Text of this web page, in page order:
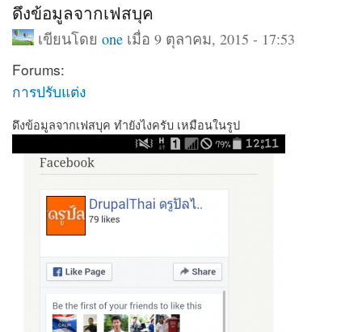
ดึงข้อมูลจากเฟสบุค
เขียนโดย oneเมื่อ 9 ตุลาคม, 2015 - 17:53
Forums:
การปรับแต่ง
ดึงข้อมูลจากเฟสบุค ทำยังไงครับ เหมือนในรูป